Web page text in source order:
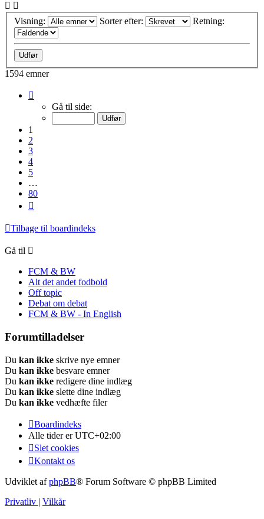
Visning: Sorter efter: Retning:
1594 emner
Gå til side:
1
2
3
4
5
…
80
Tilbage til boardindeks
Gå til
FCM & BW
Alt det andet fodbold
Off topic
Debat om debat
FCM & BW - In English
Forumtilladelser
Du kan ikke skrive nye emner
Du kan ikke besvare emner
Du kan ikke redigere dine indlæg
Du kan ikke slette dine indlæg
Du kan ikke vedhæfte filer
Boardindeks
Alle tider erUTC+02:00
Slet cookies
Kontakt os
Udviklet afphpBB® Forum Software © phpBB Limited
Privatliv | Vilkår